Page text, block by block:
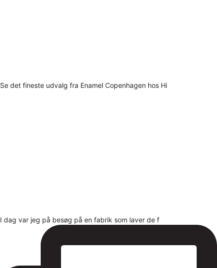
Se det fineste udvalg fra Enamel Copenhagen hos Hi
I dag var jeg på besøg på en fabrik som laver de f